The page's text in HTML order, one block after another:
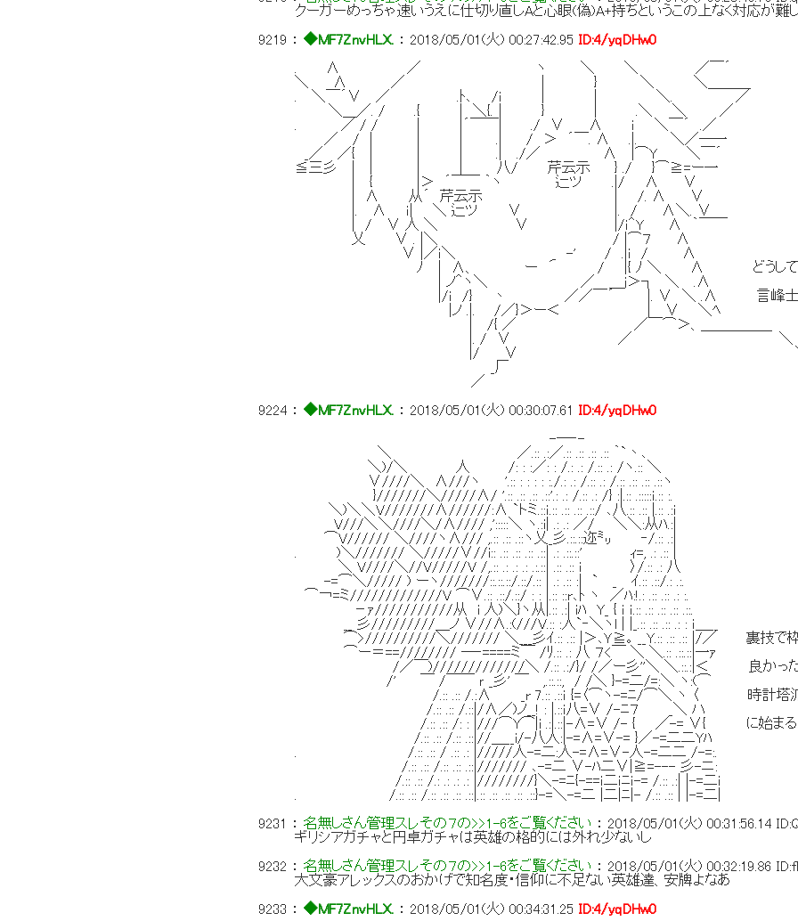
クーガーめっちゃ速いうえに仕切り直しAと心眼(偽)A+持ちというこの上なく対応が難
9219 ：◆MF7ZnvHLX. ：2018/05/01(火) 00:27:42.95 ID:4/yqDHw0
. ∧ ／ ヽ ＼ ＼ ／￣´
＼ ∧ ／ | } ＼ ＼＿＿＿
. ＼￣´∨ ／ .ﾄ､ /ｉ | | ＼. ／
＼＿／. / .{ | ＼{.│ } | .＼ ＼ ／
. ／ / / | |´￣￣| ./ ∨ ∧ ｉ ＼￣´ .／
／ / | | | .| / ＞ ´￣. ∧ .|. ＼／─一
_／ ／{ | | | .| ./／ ∧ |⌒Y ＼￣´
≦三彡 | | | | 八/ 芹云示 } ./ }⌒≧=ー一
| { |＞ ´￣￣ ｀ヽ 辷ツ .|/ ∧ ∨
| ∧ 从´ 芹云示 | /. ∧ ∨
|. ∧ ｉ| ＼ 辷ツ ∨ |. / ∧＼. ∨
| / ∨ 人 ＼ ∨ |/ｉ＾Y ∧ ｀￣￣
乂 ∨ . |＼ / |⌒７ ∧
∨ |／ｉ＼ _ -' / .|ｉ / ∧
ﾉ | ∧、 ー ´ / |{ ﾉ ＼ ∧ どうして、こうなってし
| ノ＾ヽ＼ ／ ＿ｊ＞┐ ＼ .∧
|/ｉ /} 丶 ／／￣´ |. ∨ ＼ .∧ 言峰士郎 いや、天草
|ノ .|. /／}＞ー＜ | ∨ ＼ﾍ
| /{ ／ ／￣⌒＞、＿＿＿＿＿
|. / ∨ ／ ＼
|/ ∨
_厂
／
9224 ：◆MF7ZnvHLX. ：2018/05/01(火) 00:30:07.61
ID:4/yqDHw0
-―‐-
＼ ／.:: .:／.:: .:: .:: .:: ｀`丶､
＼)/＼ 人 /: : :／: : /.: .: /.:: .: /ヽ.:: ＼
∨////＼ ∧///ヽ '.:: : : : : :./.: .: /.:: .: /.:: .:: .:: .::ヽ
}///////＼/////∧/ '.:: .:: .:: .::'.: .: /.:: .: /} :|.:: .:::::ｉ.:: :.
＼)＼＼V///////∧//////:∧ `トミ.::ｉ.:: .:: .:: .::/ ､八.:: .:: |.:: .:ｉ
V///＼＼////＼/∧//// ,':::::＼ ヽ.:i| .: .: ／/ ＼＼:从ﾊ.:|
⌒V////// ＼////ヽ∧/// ,.:: .:: .::ヽ乂_彡.::.::迩㍉ ‐/.:: .:|
. )＼/////// ＼/////∨//i:: .:: .:: .:: .::| .: .::.::' ｨ=, .: .:: |
＼ V////＼//V/////V /,.:: .: .: .: .:.::| .:: .:: i 〉/.:: .: 八
-=⌒＼///// ) ーヽ///////::.::.::/.::/.:: | .: .:: :| ` _ ｲ.:: .::/.: .:.
⌒￢=ミ/////////////V ⌒∨.:: .::/.::/ : : |.:: ::r､ﾄ ヽ ／ﾊ:!.: .:: .:: .: :.
－ｧ///////////从 i 人)＼}ヽ从|.:: .:| iﾊ Y_ { ｉ ｉ.:: .:: .:: .:: .::.
__ 彡/////////＿ノ ∨//∧.:(///V.:: :人`‐＼ヽl | |_.:: .:: .:: .: : ｉ＿__
⌒>//////////＼/////// ＼___彡ｲ.:: .:: |＞､Ｙ≧｡ __Y.:: .:: .:: |/／ 裏技で枠を消
⌒ー＝==//////// ―‐====ミ￣ /ﾘ.:: .: 八 ７<￣ ＼ ＼.:: .::.::|一ｧ
/／￣)/////////////＼ /.:: .:/}/ /／ー彡''＼ ＼.::.:|＜ 良かった、最高の
/' ￣ /￣￣ ｒ _彡' ￣ ,.::.::, / /＼ }-=二/=:＼ ヽ:(⌒
/.:: .:: /.:∧ _r 7.:: .::ｉ {=〈⌒ヽ-=ﾆ/⌒＼ ヽ 〈 時計塔派遣の魔
/.:: .:: /.::|/∧／)ノ__! : |.::ｉ八=∨ /-ﾆ７ _＼ ハ
/.:: .:: /: : |///⌒Y⌒|i .:|.::|-∧=∨ /- { ／-= ∨{ に始まる、ギリシアガ
/.:: .:: /.:: .::|//＿__i/-八人:|-=∧=∨-= }／-=二二Yﾊ
. /.:: .:: / .:: .: |/////人-=二:人-=∧=∨-人-=二二 /-=:.
/.:: .:: /.:: .:: .::|/////// ､-=二 ∨-ﾊ二∨|≧=--- 彡-ニ:
/.:: .:: /.: .: .: .: |////////}＼-=ﾆ{-==ｉ二ｉﾆｉ-= /.:: .:| |-=二i
. /.:: .:: /.:: .:: .:: .::|.:: .:: .:: .:: .::}-=＼-=二 |二|ﾆ|- /.:: .:: | |-=二|
9231
：名無しさん管理スレその７の>>1-6をご覧ください ：2018/05/01(火) 00:31:56.14
ギリシアガチャと円卓ガチャは英雄の格的には外れ少ないし
9232 ：名無しさん管理スレその７の>>1-6をご覧ください ：2018/05/01(火) 00:32:19.86
大文豪アレックスのおかげで知名度・信仰に不足ない英雄達、安牌よなあ
9233 ：◆MF7ZnvHLX. ：2018/05/01(火) 00:34:31.25 ID:4/yqDHw0